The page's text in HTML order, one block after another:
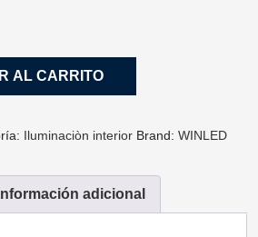
AL CARRITO
Iluminaciòn interior Brand: WINLED
Información adicional